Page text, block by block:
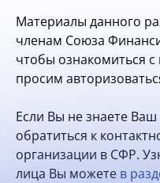
опытом
Вступить
Материалы данного
членам Союза
чтобы ознакомиться
просим
Если Вы не знаете
обратиться к
организации в СФР.
лица Вы можете в